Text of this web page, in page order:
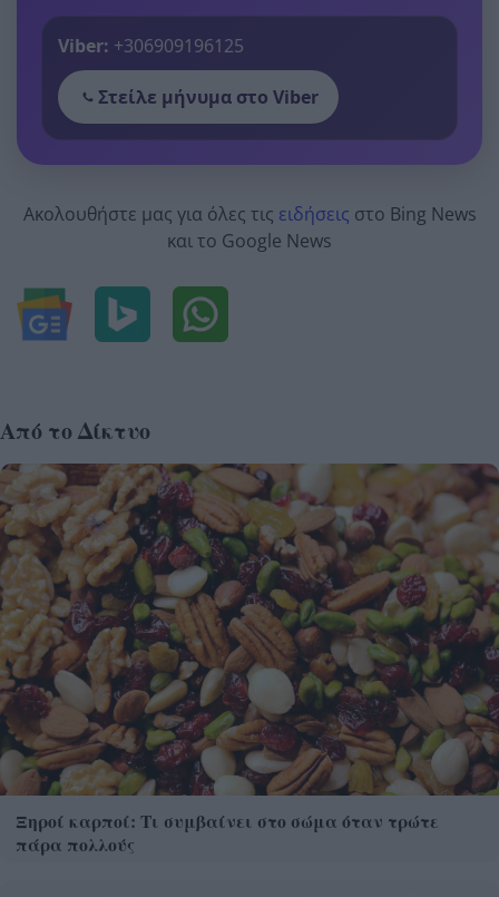
Viber: +306909196125
Στείλε μήνυμα στο Viber
Ακολουθήστε μας για όλες τις ειδήσεις στο Bing News
και το Google News
Από το Δίκτυο
Ξηροί καρποί: Τι συμβαίνει στο σώμα όταν τρώτε
πάρα πολλούς